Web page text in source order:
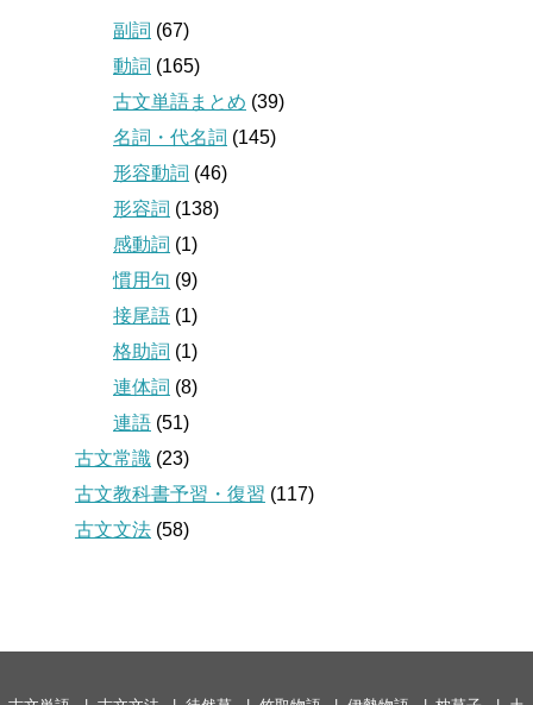
副詞 (67)
動詞 (165)
古文単語まとめ (39)
名詞・代名詞 (145)
形容動詞 (46)
形容詞 (138)
感動詞 (1)
慣用句 (9)
接尾語 (1)
格助詞 (1)
連体詞 (8)
連語 (51)
古文常識 (23)
古文教科書予習・復習 (117)
古文文法 (58)